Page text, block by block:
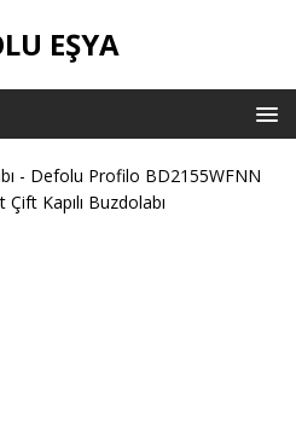
EŞYA
- Defolu Profilo BD2155WFNN
Kapılı Buzdolabı